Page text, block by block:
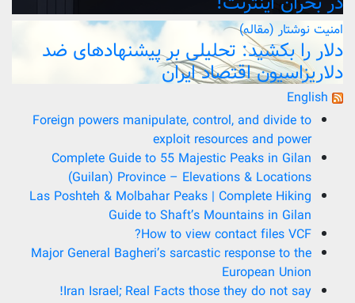
امنیت نوشتار (مقاله)
دلار را بکشید: تحلیلی بر پیشنهادهای ضد
دلاریزاسیون اقتصاد ایران
English
Foreign powers manipulate, control, and divide to
exploit resources and power
Complete Guide to 55 Majestic Peaks in Gilan
(Guilan) Province – Elevations & Locations
Las Poshteh & Molbahar Peaks | Complete Hiking
Guide to Shaft’s Mountains in Gilan
How to view contact files VCF?
Major General Bagheri’s sarcastic response to the
European Union
Iran Israel; Real Facts those they do not say!